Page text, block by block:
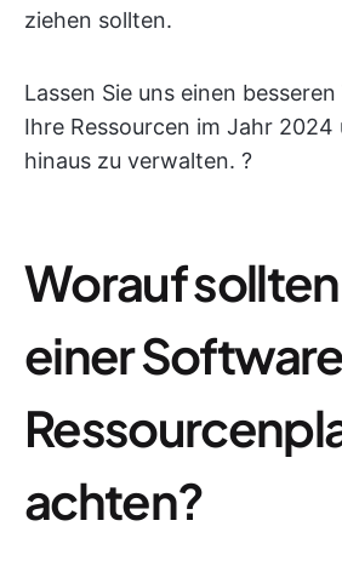
ziehen sollten.
Lassen Sie uns einen
Ihre Ressourcen im Jahr 2024
hinaus zu verwalten. ?
Worauf
einer
achten?